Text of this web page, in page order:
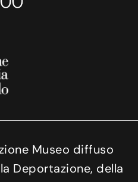
Museo diffuso
Deportazione, della